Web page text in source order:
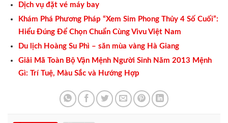
Dịch vụ đặt vé máy bay
Khám Phá Phương Pháp “Xem Sim Phong Thủy 4 Số Cuối”:
Hiểu Đúng Để Chọn Chuẩn Cùng Vivu Việt Nam
Du lịch Hoàng Su Phì – săn mùa vàng Hà Giang
Giải Mã Toàn Bộ Vận Mệnh Người Sinh Năm 2013 Mệnh
Gì: Trí Tuệ, Màu Sắc và Hướng Hợp